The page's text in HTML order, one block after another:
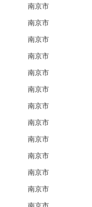
南京市
南京市
南京市
南京市
南京市
南京市
南京市
南京市
南京市
南京市
南京市
南京市